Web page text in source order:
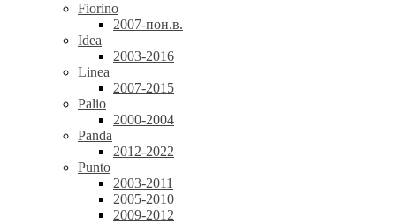
Fiorino
2007-пон.в.
Idea
2003-2016
Linea
2007-2015
Palio
2000-2004
Panda
2012-2022
Punto
2003-2011
2005-2010
2009-2012